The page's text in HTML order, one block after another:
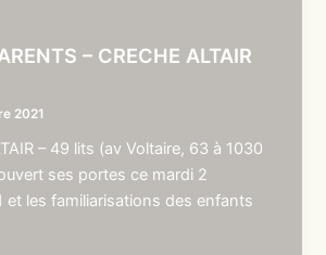
– CRECHE ALTAIR
2021
– 49 lits (av Voltaire, 63 à 1030
ses portes ce mardi 2
et les familiarisations des enfants